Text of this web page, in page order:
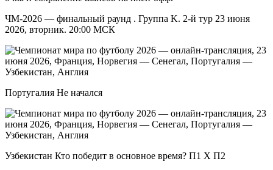
ЧМ-2026 — финальный раунд . Группа K. 2-й тур 23 июня
2026, вторник. 20:00 МСК
Португалия Не начался
Узбекистан Кто победит в основное время? П1 X П2